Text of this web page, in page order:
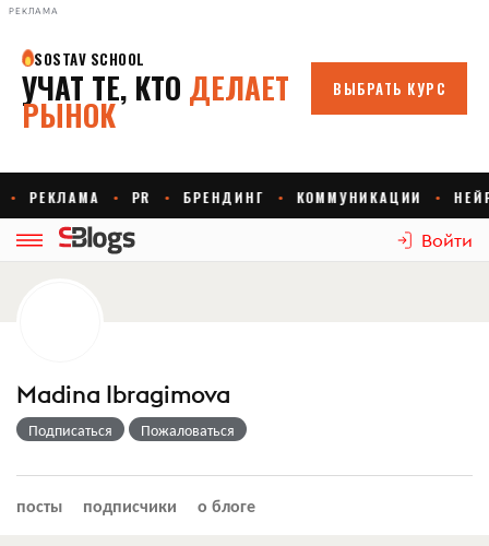
РЕКЛАМА
Войти
Madina Ibragimova
Подписаться Пожаловаться
посты подписчики о блоге